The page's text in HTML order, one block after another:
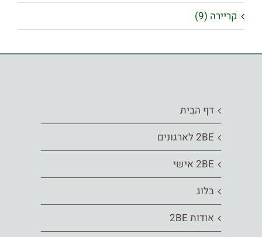
קריירה (9)
דף הבית
2BE לארגונים
2BE אישי
בלוג
אודות 2BE